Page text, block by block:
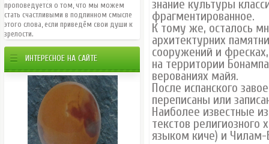
проповедуется o том, что мы можем
стать счастливыми в подлинном смысле
этого слова, если приведём свои души к
зрелости.
ИНТЕРЕСНОЕ НА САЙТЕ
знание культуры
фрагментированное.
К тому же, осталось
архитектурних
сооружений и
на территории
верованиях майя.
После испанского
переписаны или
Наиболее известные
текстов религиозного
языком киче) и